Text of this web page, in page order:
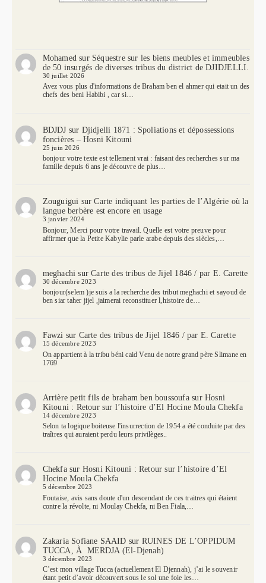
Mohamedsur Séquestre sur les biens meubles et immeubles
de 50 insurgés de diverses tribus du district de DJIDJELLI.
30 juillet 2026
Avez vous plus d'informations de Braham ben el ahmer qui etait un des
chefs des beni Habibi , car si…
BDJDJ sur Djidjelli 1871 : Spoliations et dépossessions
foncières – Hosni Kitouni
25 juin 2026
bonjour votre texte est tellement vrai : faisant des recherches sur ma
famille depuis 6 ans je découvre de plus…
Zouguigui surCarte indiquant les parties de l’Algérie où la
langue berbère est encore en usage
3 janvier 2024
Bonjour, Merci pour votre travail. Quelle est votre preuve pour
affirmer que la Petite Kabylie parle arabe depuis des siècles,…
meghachi surCarte des tribus de Jijel 1846 / par E. Carette
30 décembre 2023
bonjour(selem )je suis a la recherche des tribut meghachi et sayoud de
ben siar taher jijel ,jaimerai reconstituer l,histoire de…
Fawzi sur Carte des tribus de Jijel 1846 / par E. Carette
15 décembre 2023
On appartient à la tribu béni caid Venu de notre grand père Slimane en
1769
Arrière petit fils de braham ben boussoufasur Hosni
Kitouni : Retour sur l’histoire d’El Hocine Moula Chekfa
14 décembre 2023
Selon ta logique boiteuse l'insurrection de 1954 a été conduite par des
traîtres qui auraient perdu leurs privilèges..
Chekfasur Hosni Kitouni : Retour sur l’histoire d’El
Hocine Moula Chekfa
5 décembre 2023
Foutaise, avis sans doute d'un descendant de ces traitres qui étaient
contre la révolte, ni Moulay Chekfa, ni Ben Fiala,…
Zakaria Sofiane SAAID sur RUINES DE L’OPPIDUM
TUCCA, À MERDJA (El-Djenah)
3 décembre 2023
C’est mon village Tucca (actuellement El Djennah), j’ai le souvenir
étant petit d’avoir découvert sous le sol une foie les…